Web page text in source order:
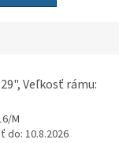
Veľkosť rámu:
M
do:10.8.2026